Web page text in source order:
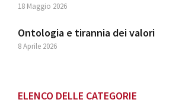
18 Maggio 2026
Ontologia e tirannia dei valori
8 Aprile 2026
ELENCO DELLE CATEGORIE